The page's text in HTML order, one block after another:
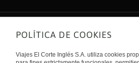
Sobre nosotros
Quiénes somos
Financiación
POLÍTICA DE COOKIES
Viajes El Corte Inglés S.A. utiliza cookies